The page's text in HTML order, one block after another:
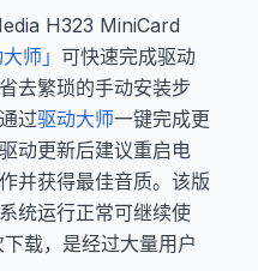
H323 MiniCard
师」 可快速完成驱动
去繁琐的手动安装步
过驱动大师一键完成更
动更新后建议重启电
并获得最佳音质。该版
统运行正常可继续使
载，是经过大量用户